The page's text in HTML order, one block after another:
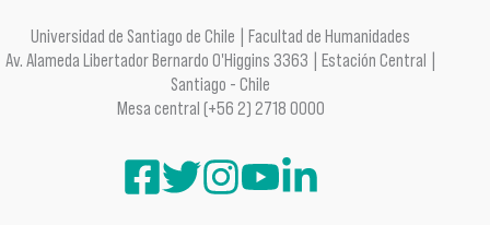
Universidad de Santiago de Chile | Facultad de Humanidades
Av. Alameda Libertador Bernardo O'Higgins 3363 | Estación Central |
Santiago - Chile
Mesa central (+56 2) 2718 0000